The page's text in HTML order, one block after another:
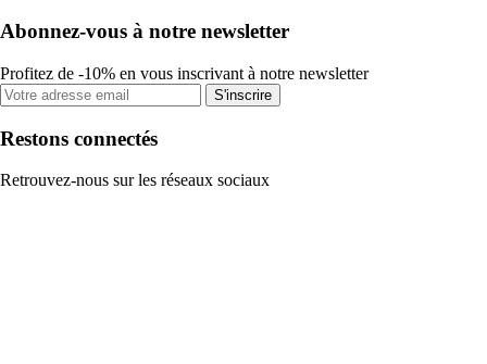
Abonnez-vous à notre newsletter
Profitez de -10% en vous inscrivant à notre newsletter
S'inscrire
Restons connectés
Retrouvez-nous sur les réseaux sociaux